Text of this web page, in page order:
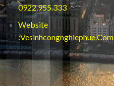
0922.955.333
Website
:Vesinhcongnghiephue.Com